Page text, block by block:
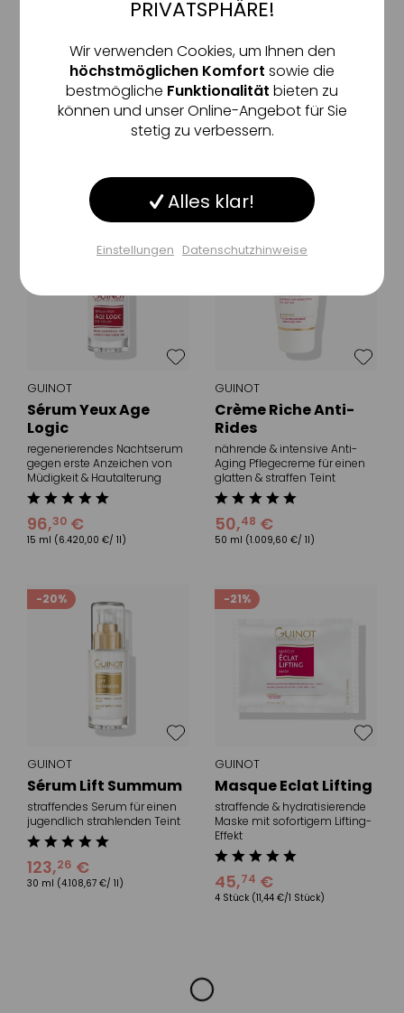
mattierende &
feuchtigkeitsspendende
Tagescreme
GUINOT
erneuernde Creme für mehr
jugendliche Ausstrahlung des
Teints
66,28 €
GUINOT
Sérum Yeux Age
Logic
regenerierendes Nachtserum
gegen erste Anzeichen von
Müdigkeit & Hautalterung
96,30 €
15 ml (6.420,00 €/ 1l)
-21%
GUINOT
Crème Riche Anti-
Rides
nährende & intensive Anti-
Aging Pflegecreme für einen
glatten & straffen Teint
50,48 €
50 ml (1.009,60 €/ 1l)
-20%
GUINOT
Sérum Lift Summum
straffendes Serum für einen
jugendlich strahlenden Teint
123,26 €
30 ml (4.108,67 €/ 1l)
-21%
GUINOT
Masque Eclat Lifting
straffende & hydratisierende
Maske mit sofortigem Lifting-
Effekt
45,74 €
4 Stück (11,44 €/1 Stück)
Tracking Inaktiv
Sonstige Inaktiv
Einstellungen speichern
PRIVATSPHÄRE!
Wir verwenden Cookies, um Ihnen den
höchstmöglichen Komfort sowie die
bestmögliche Funktionalität bieten zu
können und unser Online-Angebot für Sie
stetig zu verbessern.
Alles klar!
Einstellungen Datenschutzhinweise